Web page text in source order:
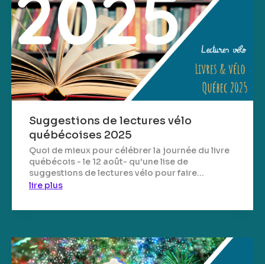
Suggestions de lectures vélo
québécoises 2025
Quoi de mieux pour célébrer la journée du livre
québécois - le 12 août- qu'une lise de
suggestions de lectures vélo pour faire...
lire plus